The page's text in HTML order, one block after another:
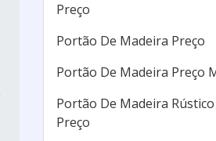
Preço
Portão De Madeira Preço
Portão De Madeira Preço
Portão De Madeira Rústico
Preço